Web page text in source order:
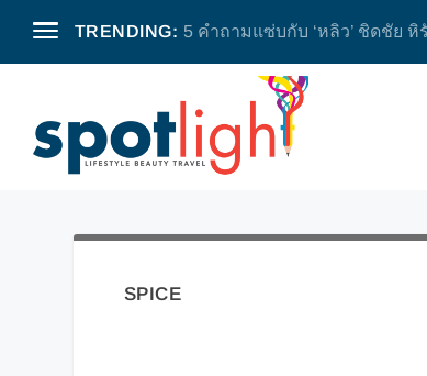
TRENDING: 5 คำถามแซ่บกับ ‘หลิว’ ชิดชัย
SPICE